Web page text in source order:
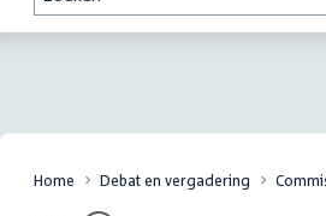
Home Debat en vergadering